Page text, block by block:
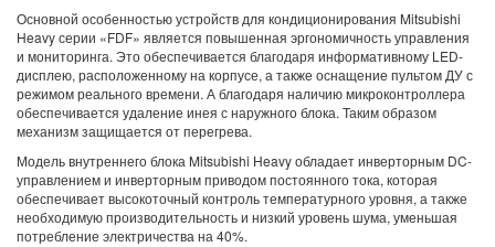
Основной особенностью устройств для кондиционирования Mitsubishi
Heavy серии «FDF» является повышенная эргономичность управления
и мониторинга. Это обеспечивается благодаря информативному LED-
дисплею, расположенному на корпусе, а также оснащение пультом ДУ с
режимом реального времени. А благодаря наличию микроконтроллера
обеспечивается удаление инея с наружного блока. Таким образом
механизм защищается от перегрева.
Модель внутреннего блока Mitsubishi Heavy обладает инверторным DC-
управлением и инверторным приводом постоянного тока, которая
обеспечивает высокоточный контроль температурного уровня, а также
необходимую производительность и низкий уровень шума, уменьшая
потребление электричества на 40%.